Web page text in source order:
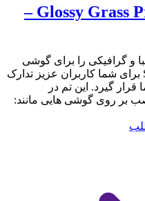
دانلود تم بسیار زیبای Glossy Grass Pro –
و گرافیکی را برای گوشی
های نوکیا سیمبیان سری Symbian^3 برای شما کاربران عزیز تدارک
قرار گیرد. این تم در
که قابل نصب بر روی گوشی هایی مانند: